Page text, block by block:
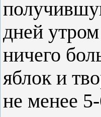
дней
ничего
яблок и
не менее